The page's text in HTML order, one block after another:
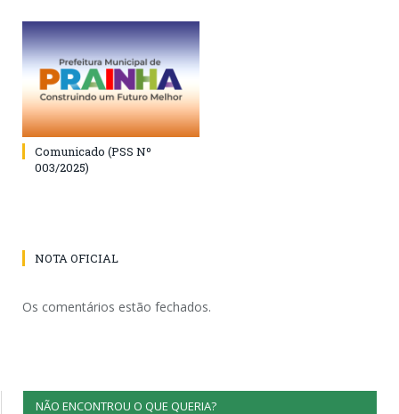
Comunicado (PSS Nº
003/2025)
NOTA OFICIAL
Os comentários estão fechados.
NÃO ENCONTROU O QUE QUERIA?